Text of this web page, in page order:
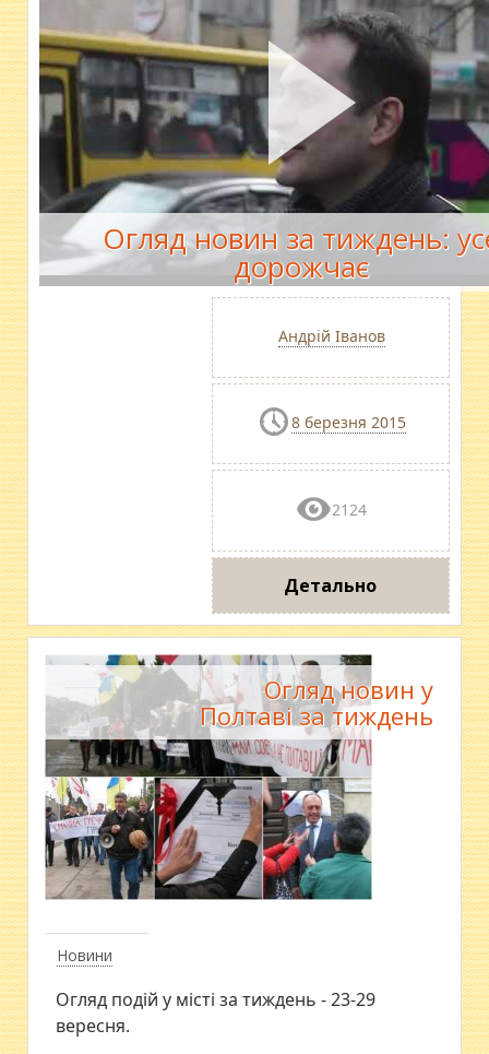
Огляд новин за тиждень:
дорожчає
Андрій Іванов
8 березня 2015
2124
Детально
Новини
Огляд новин у
Полтаві за тиждень
Огляд подій у місті за тиждень - 23-29
вересня.